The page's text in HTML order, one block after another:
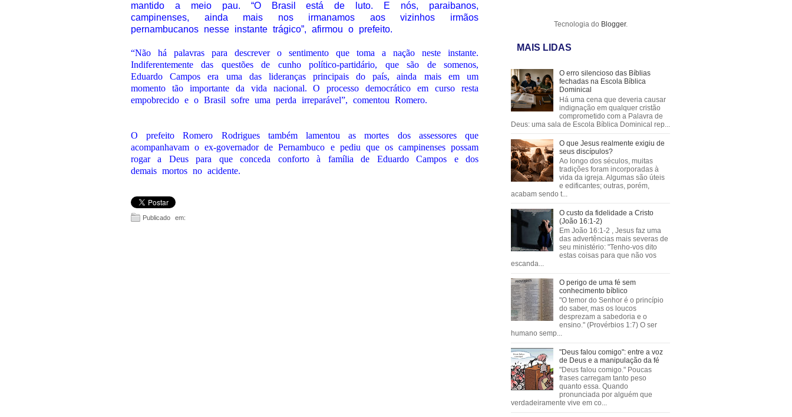
mantido a meio pau. “O Brasil está de luto. E nós, paraibanos,
campinenses, ainda mais nos irmanamos aos vizinhos irmãos
pernambucanos nesse instante trágico”, afirmou o prefeito.
“Não há palavras para descrever o sentimento que toma a nação neste instante.
Indiferentemente das questões de cunho político-partidário, que são de somenos,
Eduardo Campos era uma das lideranças principais do país, ainda mais em um
momento tão importante da vida nacional. O processo democrático em curso resta
empobrecido e o Brasil sofre uma perda irreparável”, comentou Romero.
O prefeito Romero Rodrigues também lamentou as mortes dos assessores que
acompanhavam o ex-governador de Pernambuco e pediu que os campinenses possam
rogar a Deus para que conceda conforto à família de Eduardo Campos e dos
demais mortos no acidente.
Publicado em:
Tecnologia do Blogger.
MAIS LIDAS
O erro silencioso das Bíblias
fechadas na Escola Bíblica
Dominical
Há uma cena que deveria causar
indignação em qualquer cristão
comprometido com a Palavra de
Deus: uma sala de Escola Bíblica Dominical rep...
O que Jesus realmente exigiu de
seus discípulos?
Ao longo dos séculos, muitas
tradições foram incorporadas à
vida da igreja. Algumas são úteis
e edificantes; outras, porém,
acabam sendo t...
O custo da fidelidade a Cristo
(João 16:1-2)
Em João 16:1-2 , Jesus faz uma
das advertências mais severas de
seu ministério: "Tenho-vos dito
estas coisas para que não vos
escanda...
O perigo de uma fé sem
conhecimento bíblico
"O temor do Senhor é o princípio
do saber, mas os loucos
desprezam a sabedoria e o
ensino." (Provérbios 1:7) O ser
humano semp...
"Deus falou comigo": entre a voz
de Deus e a manipulação da fé
"Deus falou comigo." Poucas
frases carregam tanto peso
quanto essa. Quando
pronunciada por alguém que
verdadeiramente vive em co...